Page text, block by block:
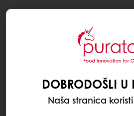
DOBRODOŠLI U
Naša stranica